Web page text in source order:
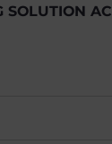
SOLUTION AC